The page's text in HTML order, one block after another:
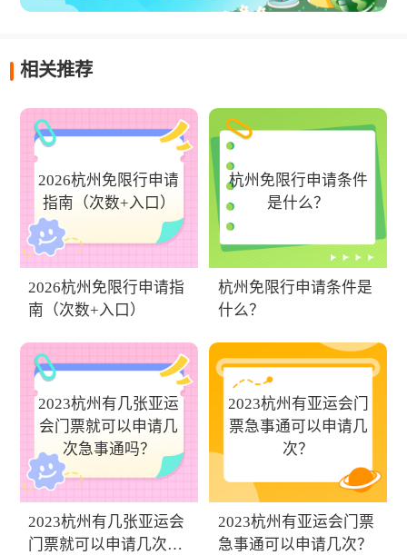
相关推荐
2026杭州免限行申请
指南（次数+入口）
2026杭州免限行申请指
南（次数+入口）
2023杭州有几张亚运
会门票就可以申请几
次急事通吗？
2023杭州有几张亚运会
门票就可以申请几次急
杭州免限行申请条件
是什么？
杭州免限行申请条件是
什么？
2023杭州有亚运会门
票急事通可以申请几
次？
2023杭州有亚运会门票
急事通可以申请几次？